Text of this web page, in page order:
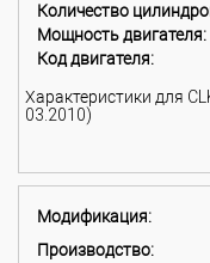
Количество
Мощность двигателя:
Код двигателя:
Характеристики для
03.2010)
Модификация:
Производство: